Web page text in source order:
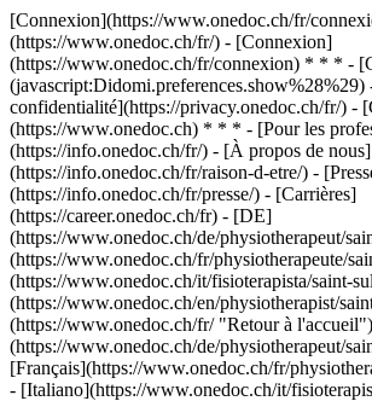
[Connexion](https://www.onedoc.ch/fr/
(https://www.onedoc.ch/fr/) - [Connexion]
(https://www.onedoc.ch/fr/connexion) * * * -
(javascript:Didomi.preferences.show%28%29)
confidentialité](https://privacy.onedoc.ch/fr/) -
(https://www.onedoc.ch) * * * - [Pour les
(https://info.onedoc.ch/fr/) - [À propos de nous]
(https://info.onedoc.ch/fr/raison-d-etre/) -
(https://info.onedoc.ch/fr/presse/) - [Carrières]
(https://career.onedoc.ch/fr) - [DE]
(https://www.onedoc.ch/de/physiotherapeut/
(https://www.onedoc.ch/fr/physiotherapeute/
(https://www.onedoc.ch/it/fisioterapista/saint-
(https://www.onedoc.ch/en/physiotherapist/
(https://www.onedoc.ch/fr/ "Retour à
(https://www.onedoc.ch/de/physiotherapeut/
[Français](https://www.onedoc.ch/fr/
- [Italiano](https://www.onedoc.ch/it/